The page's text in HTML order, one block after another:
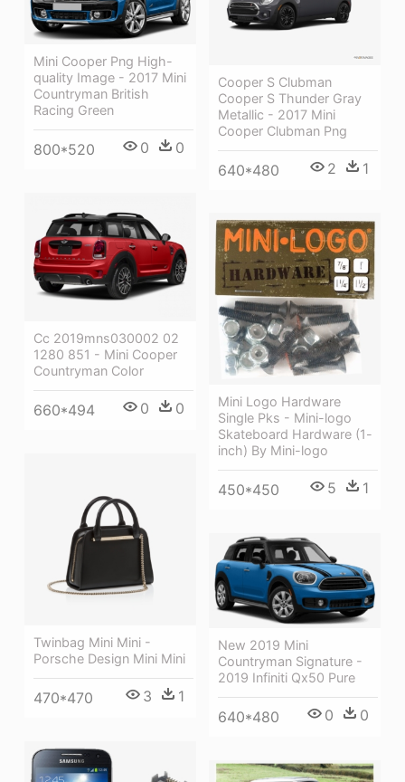
Cooper S Clubman
Cooper S Thunder Gray
Metallic - 2017 Mini
Cooper Clubman Png
640*480 2 1
Mini Cooper Png High-
quality Image - 2017 Mini
Countryman British
Racing Green
800*520 0 0
Cc 2019mns030002 02
1280 851 - Mini Cooper
Countryman Color
660*494 0 0
Mini Logo Hardware
Single Pks - Mini-logo
Skateboard Hardware (1-
inch) By Mini-logo
450*450 5 1
Twinbag Mini Mini -
Porsche Design Mini Mini
470*470 3 1
New 2019 Mini
Countryman Signature -
2019 Infiniti Qx50 Pure
640*480 0 0